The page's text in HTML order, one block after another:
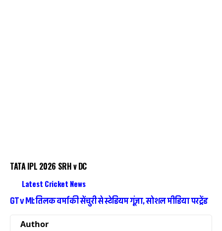
TATA IPL 2026 SRH v DC
Latest Cricket News
GT v MI: तिलक वर्मा की सेंचुरी से स्टेडियम गूंजा, सोशल मीडिया पर ट्रेंड
Author